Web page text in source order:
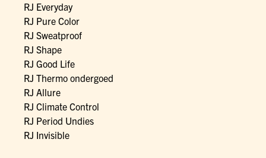
RJ Everyday
RJ Pure Color
RJ Sweatproof
RJ Shape
RJ Good Life
RJ Thermo ondergoed
RJ Allure
RJ Climate Control
RJ Period Undies
RJ Invisible